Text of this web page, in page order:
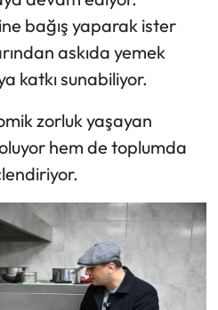
bağış yaparak ister
askıda yemek
katkı sunabiliyor.
zorluk yaşayan
hem de toplumda